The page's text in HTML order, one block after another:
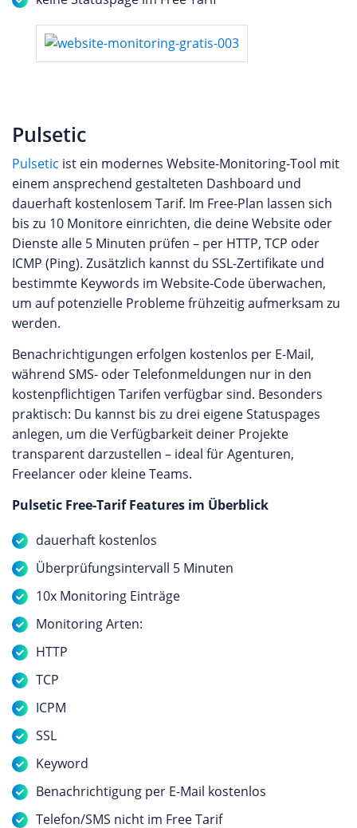
Pulsetic
Pulsetic ist ein modernes Website-Monitoring-Tool mit
einem ansprechend gestalteten Dashboard und
dauerhaft kostenlosem Tarif. Im Free-Plan lassen sich
bis zu 10 Monitore einrichten, die deine Website oder
Dienste alle 5 Minuten prüfen – per HTTP, TCP oder
ICMP (Ping). Zusätzlich kannst du SSL-Zertifikate und
bestimmte Keywords im Website-Code überwachen,
um auf potenzielle Probleme frühzeitig aufmerksam zu
werden.
Benachrichtigungen erfolgen kostenlos per E-Mail,
während SMS- oder Telefonmeldungen nur in den
kostenpflichtigen Tarifen verfügbar sind. Besonders
praktisch: Du kannst bis zu drei eigene Statuspages
anlegen, um die Verfügbarkeit deiner Projekte
transparent darzustellen – ideal für Agenturen,
Freelancer oder kleine Teams.
Pulsetic Free-Tarif Features im Überblick
dauerhaft kostenlos
Überprüfungsintervall 5 Minuten
10x Monitoring Einträge
Monitoring Arten:
HTTP
TCP
ICPM
SSL
Keyword
Benachrichtigung per E-Mail kostenlos
Telefon/SMS nicht im Free Tarif